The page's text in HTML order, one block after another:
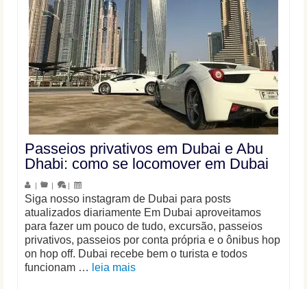
Passeios privativos em Dubai e Abu
Dhabi: como se locomover em Dubai
| | |
Siga nosso instagram de Dubai para posts
atualizados diariamente Em Dubai aproveitamos
para fazer um pouco de tudo, excursão, passeios
privativos, passeios por conta própria e o ônibus hop
on hop off. Dubai recebe bem o turista e todos
funcionam … leia mais